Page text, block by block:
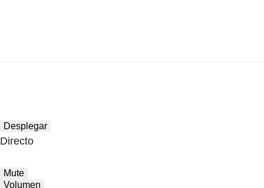
Desplegar
Directo
Mute
Volumen